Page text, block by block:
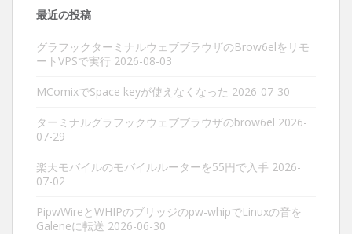
最近の投稿
グラフックターミナルウェブブラウザのBrow6elをリモ
ートVPSで実行 2026-08-03
MComixでSpace keyが使えなくなった 2026-07-30
ターミナルグラフックウェブブラウザのbrow6el 2026-
07-29
楽天モバイルのモバイルルーターを55円で入手 2026-
07-02
PipwWireとWHIPのブリッジのpw-whipでLinuxの音を
Galeneに転送 2026-06-30